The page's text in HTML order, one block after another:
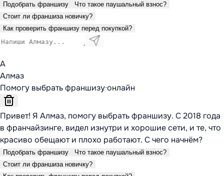
Подобрать франшизу
Что такое паушальный взнос?
Стоит ли франшиза новичку?
Как проверить франшизу перед покупкой?
А
Алмаз
Помогу выбрать франшизу·онлайн
Привет! Я Алмаз, помогу выбрать франшизу. С 2018 года
в франчайзинге, видел изнутри и хорошие сети, и те, что
красиво обещают и плохо работают. С чего начнём?
Подобрать франшизу
Что такое паушальный взнос?
Стоит ли франшиза новичку?